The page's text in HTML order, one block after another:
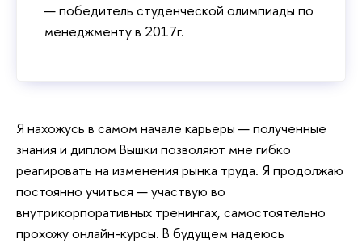
победитель студенческой олимпиады по
менеджменту в 2017г.
Я нахожусь в самом начале карьеры — полученные
знания и диплом Вышки позволяют мне гибко
реагировать на изменения рынка труда. Я продолжаю
постоянно учиться — участвую во
внутрикорпоративных тренингах, самостоятельно
прохожу онлайн-курсы. В будущем надеюсь